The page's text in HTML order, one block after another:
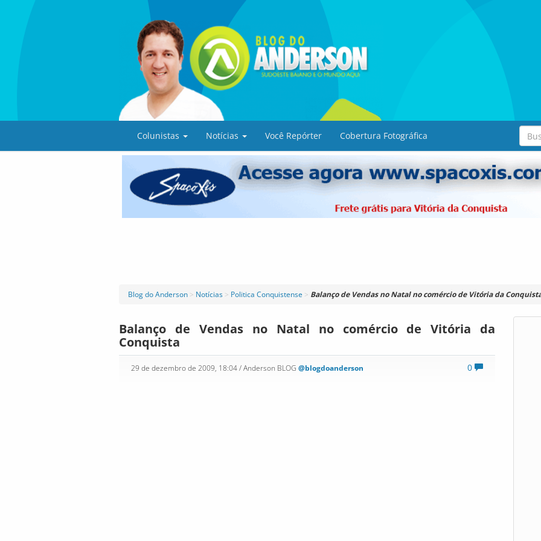
Colunistas Notícias Você Repórter Cobertura Fotográfica
Blog do Anderson > Notícias > Politica Conquistense > Balanço de Vendas no Natal no comércio de Vitória da
Balanço de Vendas no Natal no comércio de Vitória da
Conquista
0
29 de dezembro de 2009, 18:04/ Anderson BLOG @blogdoanderson